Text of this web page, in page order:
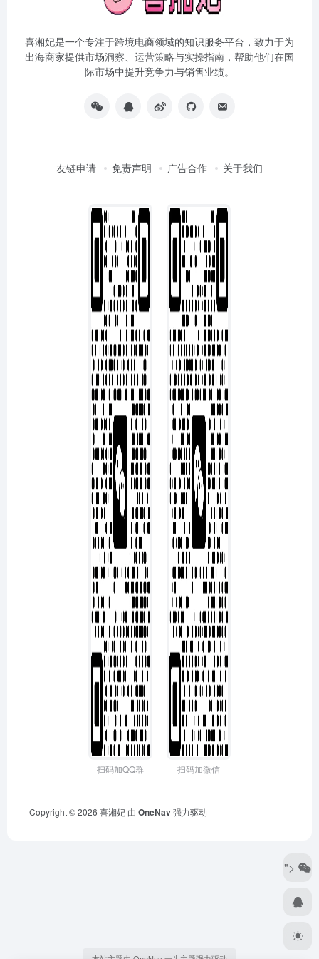
喜湘妃是一个专注于跨境电商领域的知识服务平台，致力于为
出海商家提供市场洞察、运营策略与实操指南，帮助他们在国
际市场中提升竞争力与销售业绩。
友链申请 免责声明 广告合作 关于我们
扫码加QQ群 扫码加微信
Copyright © 2026 喜湘妃 由 OneNav强力驱动
">